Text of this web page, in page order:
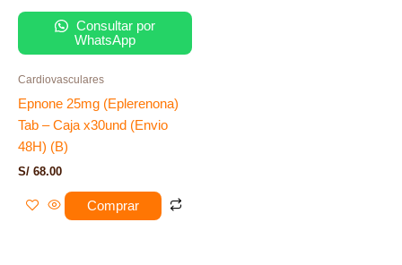
Consultar por
WhatsApp
Cardiovasculares
Epnone 25mg (Eplerenona)
Tab – Caja x30und (Envio
48H) (B)
S/ 68.00
Comprar